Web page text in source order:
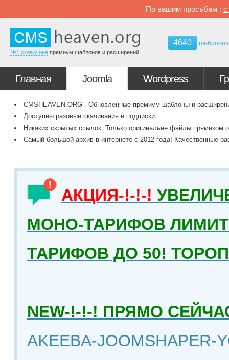
По вашим просьбам : с
№1 складчина премиум шаблонов и расширений
4640 шаблонов
Главная Joomla Wordpress
CMSHEAVEN.ORG - Обновленные премиум шаблоны и
Доступны разовые скачивания и подписки.
Никаких скрытых ссылок. Только оригинальне файлы прямиком
Самый большой архив в интернете с 2012 года! Качественные
АКЦИЯ-!-!-!
МОНО-ТАРИФОВ
ТАРИФОВ ДО 50!
NEW-!-!-! ПРЯМО
AKEEBA-JOOMSHAPER-